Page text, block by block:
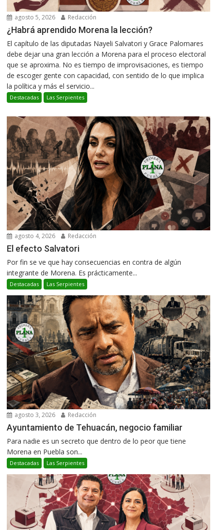
agosto 5, 2026 Redacción
¿Habrá aprendido Morena la lección?
El capítulo de las diputadas Nayeli Salvatori y Grace Palomares
debe dejar una gran lección a Morena para el proceso electoral
que se aproxima. No es tiempo de improvisaciones, es tiempo
de escoger gente con capacidad, con sentido de lo que implica
la política y más el servicio...
Destacadas Las Serpientes
agosto 4, 2026 Redacción
El efecto Salvatori
Por fin se ve que hay consecuencias en contra de algún
integrante de Morena. Es prácticamente...
Destacadas Las Serpientes
agosto 3, 2026 Redacción
Ayuntamiento de Tehuacán, negocio familiar
Para nadie es un secreto que dentro de lo peor que tiene
Morena en Puebla son...
Destacadas Las Serpientes